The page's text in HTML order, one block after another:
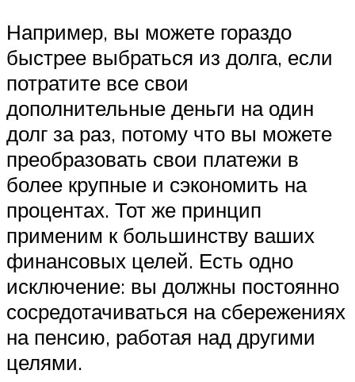
Например, вы можете гораздо
быстрее выбраться из долга, если
потратите все свои
дополнительные деньги на один
долг за раз, потому что вы можете
преобразовать свои платежи в
более крупные и сэкономить на
процентах. Тот же принцип
применим к большинству ваших
финансовых целей. Есть одно
исключение: вы должны постоянно
сосредотачиваться на сбережениях
на пенсию, работая над другими
целями.